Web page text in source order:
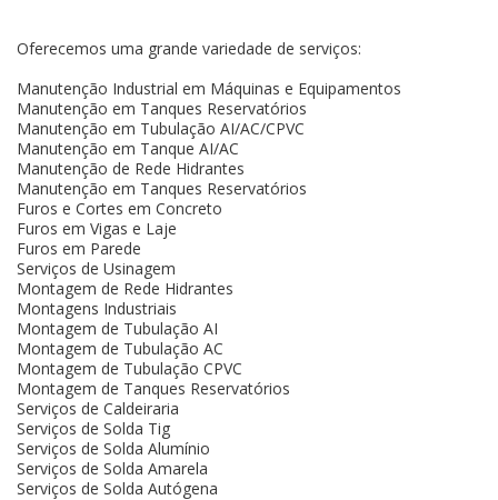
Oferecemos uma grande variedade de serviços:
Manutenção Industrial em Máquinas e Equipamentos
Manutenção em Tanques Reservatórios
Manutenção em Tubulação AI/AC/CPVC
Manutenção em Tanque AI/AC
Manutenção de Rede Hidrantes
Manutenção em Tanques Reservatórios
Furos e Cortes em Concreto
Furos em Vigas e Laje
Furos em Parede
Serviços de Usinagem
Montagem de Rede Hidrantes
Montagens Industriais
Montagem de Tubulação AI
Montagem de Tubulação AC
Montagem de Tubulação CPVC
Montagem de Tanques Reservatórios
Serviços de Caldeiraria
Serviços de Solda Tig
Serviços de Solda Alumínio
Serviços de Solda Amarela
Serviços de Solda Autógena